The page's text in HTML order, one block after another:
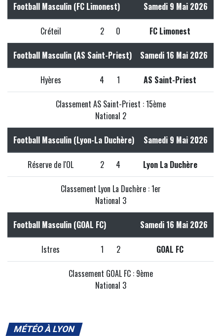
Football Masculin (FC Limonest) Samedi 9 Mai 2026
Créteil 2 0 FC Limonest
Football Masculin (AS Saint-Priest) Samedi 16 Mai 2026
Hyères 4 1 AS Saint-Priest
Classement AS Saint-Priest : 15ème
National 2
Football Masculin (Lyon-La Duchère) Samedi 9 Mai 2026
Réserve de l'OL 2 4 Lyon La Duchère
Classement Lyon La Duchère : 1er
National 3
Football Masculin (GOAL FC) Samedi 16 Mai 2026
Istres 1 2 GOAL FC
Classement GOAL FC : 9ème
National 3
MÉTÉO À LYON